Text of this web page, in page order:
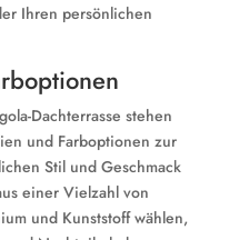
Ihren persönlichen
Dachterrasse stehen
und Farboptionen zur
Stil und Geschmack
einer Vielzahl von
und Kunststoff wählen,